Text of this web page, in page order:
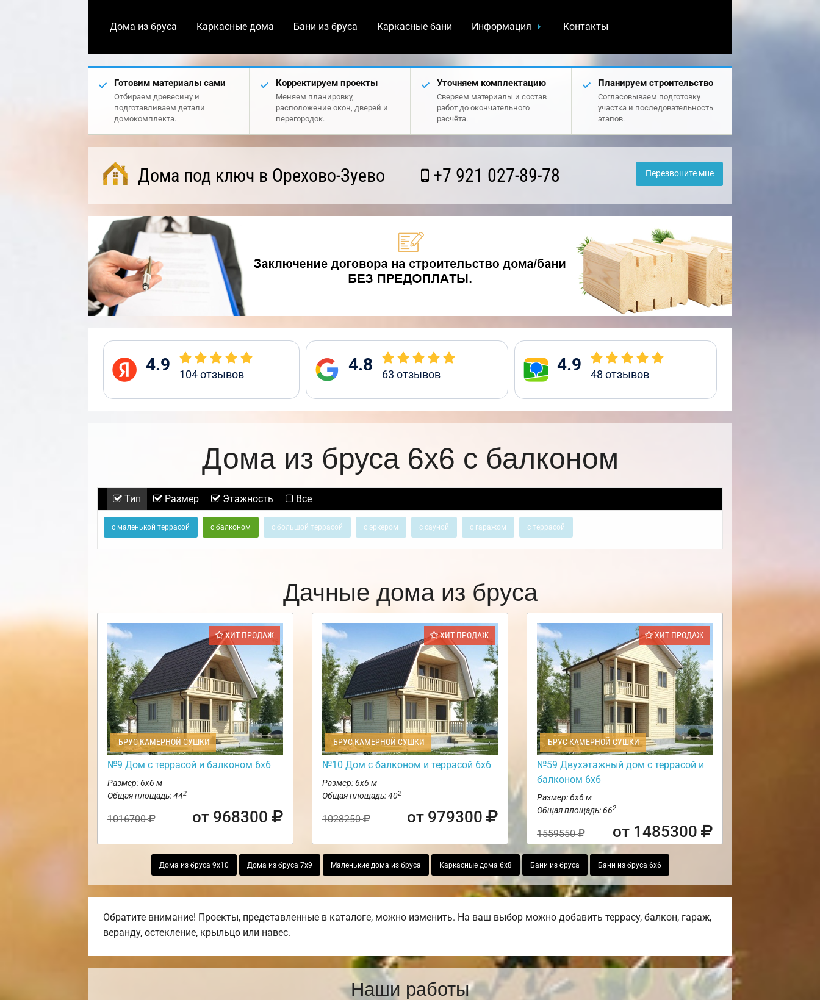
Дома из бруса Каркасные дома Бани из бруса Каркасные бани Информация Контакты
Готовим материалы сами
Отбираем древесину и
подготавливаем детали
домокомплекта.
Корректируем проекты
Меняем планировку,
расположение окон, дверей и
перегородок.
Уточняем комплектацию
Сверяем материалы и состав
работ до окончательного
расчёта.
Планируем строительство
Согласовываем подготовку
участка и последовательность
этапов.
Дома под ключ в Орехово-Зуево +7 921 027-89-78 Перезвоните мне
4.9 104отзывов 4.8 63 отзывов 4.9 48 отзывов
Дома из бруса 6х6 с балконом
Тип Размер Этажность Все
с маленькой террасой с балконом с большой террасой с эркером с сауной с гаражом с террасой
Дачные дома из бруса
ХИТ ПРОДАЖ
БРУС КАМЕРНОЙ СУШКИ
№9 Дом с террасой и балконом 6х6
Размер: 6х6 м
Общая площадь: 442
1016700 от 968300
ХИТ ПРОДАЖ
БРУС КАМЕРНОЙ СУШКИ
№10 Дом с балконом и террасой 6х6
Размер: 6х6 м
Общая площадь: 402
1028250 от 979300
ХИТ ПРОДАЖ
БРУС КАМЕРНОЙ СУШКИ
№59 Двухэтажный дом с террасой и
балконом 6х6
Размер: 6х6 м
Общая площадь: 662
1559550 от 1485300
Дома из бруса 9х10 Дома из бруса 7х9 Маленькие дома из бруса Каркасные дома 6х8 Бани из бруса Бани из бруса 6х6
Обратите внимание! Проекты, представленные в каталоге, можно изменить. На ваш выбор можно добавить террасу, балкон, гараж,
веранду, остекление, крыльцо или навес.
Наши работы